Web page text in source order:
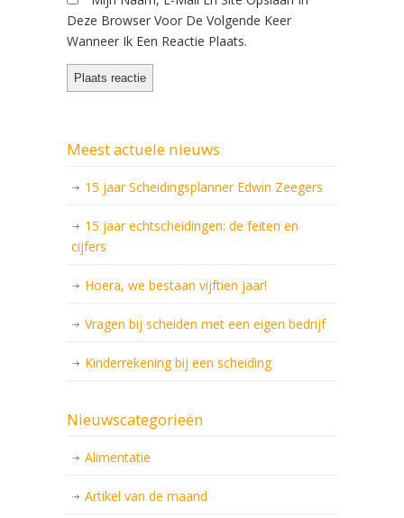
Deze Browser Voor De Volgende Keer
Wanneer Ik Een Reactie Plaats.
Meest actuele nieuws
15 jaar Scheidingsplanner Edwin Zeegers
15 jaar echtscheidingen: de feiten en
cijfers
Hoera, we bestaan vijftien jaar!
Vragen bij scheiden met een eigen bedrijf
Kinderrekening bij een scheiding
Nieuwscategorieën
Alimentatie
Artikel van de maand